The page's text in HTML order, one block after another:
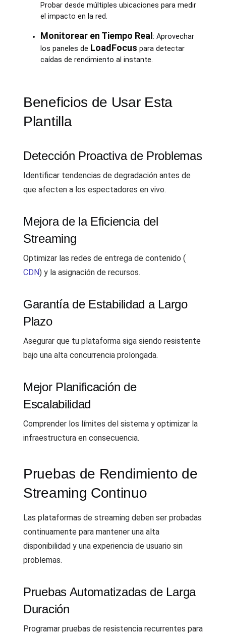
Probar desde múltiples ubicaciones para medir
el impacto en la red.
Monitorear en Tiempo Real : Aprovechar
los paneles de LoadFocus para detectar
caídas de rendimiento al instante.
Beneficios de Usar Esta
Plantilla
Detección Proactiva de Problemas
Identificar tendencias de degradación antes de
que afecten a los espectadores en vivo.
Mejora de la Eficiencia del
Streaming
Optimizar las redes de entrega de contenido (
CDN) y la asignación de recursos.
Garantía de Estabilidad a Largo
Plazo
Asegurar que tu plataforma siga siendo resistente
bajo una alta concurrencia prolongada.
Mejor Planificación de
Escalabilidad
Comprender los límites del sistema y optimizar la
infraestructura en consecuencia.
Pruebas de Rendimiento de
Streaming Continuo
Las plataformas de streaming deben ser probadas
continuamente para mantener una alta
disponibilidad y una experiencia de usuario sin
problemas.
Pruebas Automatizadas de Larga
Duración
Programar pruebas de resistencia recurrentes para